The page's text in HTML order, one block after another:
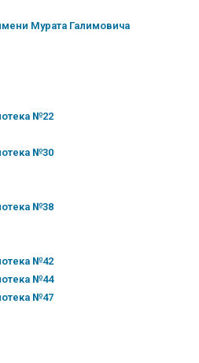
Мурата Галимовича
№22
№30
№38
№42
№44
№47